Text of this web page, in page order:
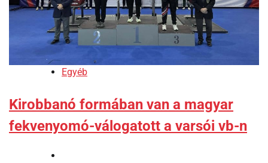
Egyéb
Kirobbanó formában van a magyar
fekvenyomó-válogatott a varsói vb-n